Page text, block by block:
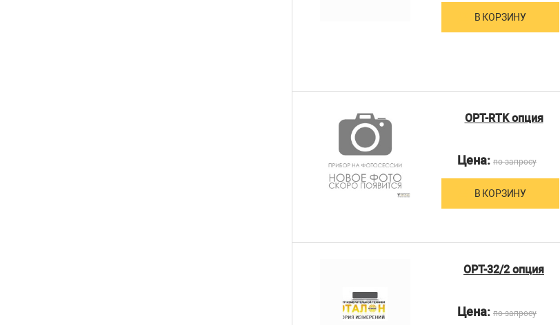
В КОРЗИНУ
OPT-RTK опция
Цена: по запросу
В КОРЗИНУ
OPT-32/2 опция
Цена: по запросу